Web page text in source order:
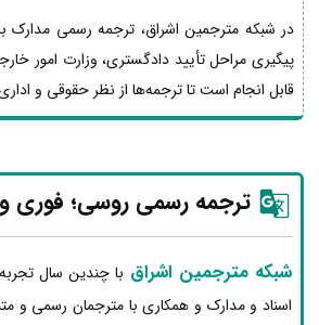
در شبکه مترجمین اشراق، ترجمه رسمی مدارک
پیگیری مراحل تأیید دادگستری، وزارت امور
قابل انجام است تا ترجمه‌ها از نظر حقوقی و اداری
ترجمه رسمی روسی؛ فوری و
شبکه مترجمین اشراق با چندین سال
اسناد و مدارک و همکاری با مترجمان رسمی و